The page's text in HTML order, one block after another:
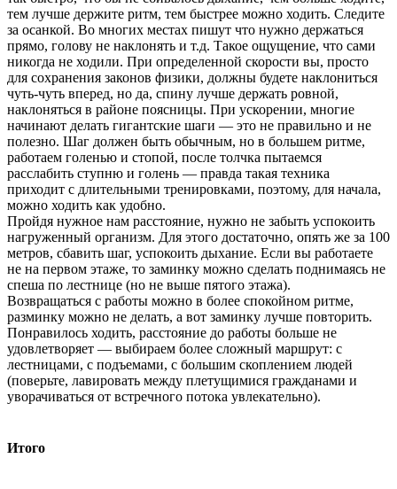
тем лучше держите ритм, тем быстрее можно ходить. Следите
за осанкой. Во многих местах пишут что нужно держаться
прямо, голову не наклонять и т.д. Такое ощущение, что сами
никогда не ходили. При определенной скорости вы, просто
для сохранения законов физики, должны будете наклониться
чуть-чуть вперед, но да, спину лучше держать ровной,
наклоняться в районе поясницы. При ускорении, многие
начинают делать гигантские шаги — это не правильно и не
полезно. Шаг должен быть обычным, но в большем ритме,
работаем голенью и стопой, после толчка пытаемся
расслабить ступню и голень — правда такая техника
приходит с длительными тренировками, поэтому, для начала,
можно ходить как удобно.
Пройдя нужное нам расстояние, нужно не забыть успокоить
нагруженный организм. Для этого достаточно, опять же за 100
метров, сбавить шаг, успокоить дыхание. Если вы работаете
не на первом этаже, то заминку можно сделать поднимаясь не
спеша по лестнице (но не выше пятого этажа).
Возвращаться с работы можно в более спокойном ритме,
разминку можно не делать, а вот заминку лучше повторить.
Понравилось ходить, расстояние до работы больше не
удовлетворяет — выбираем более сложный маршрут: с
лестницами, с подъемами, с большим скоплением людей
(поверьте, лавировать между плетущимися гражданами и
уворачиваться от встречного потока увлекательно).
Итого